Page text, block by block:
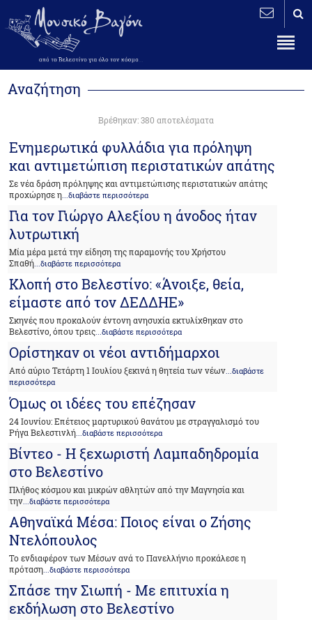
Αναζήτηση
Βρέθηκαν: 380 αποτελέσματα
Ενημερωτικά φυλλάδια για πρόληψη
και αντιμετώπιση περιστατικών απάτης
Σε νέα δράση πρόληψης και αντιμετώπισης περιστατικών απάτης
προχώρησε η ...διαβάστε περισσότερα
Για τον Γιώργο Αλεξίου η άνοδος ήταν
λυτρωτική
Mία μέρα μετά την είδηση της παραμονής του Χρήστου
Σπαθή...διαβάστε περισσότερα
Κλοπή στο Βελεστίνο: «Άνοιξε, θεία,
είμαστε από τον ΔΕΔΔΗΕ»
Σκηνές που προκαλούν έντονη ανησυχία εκτυλίχθηκαν στο
Βελεστίνο, όπου τρεις...διαβάστε περισσότερα
Ορίστηκαν οι νέοι αντιδήμαρχοι
Από αύριο Τετάρτη 1 Ιουλίου ξεκινά η θητεία των νέων...διαβάστε
περισσότερα
Όμως οι ιδέες του επέζησαν
24 Ιουνίου: Επέτειος μαρτυρικού θανάτου με στραγγαλισμό του
Ρήγα Βελεστινλή ...διαβάστε περισσότερα
Βίντεο - Η ξεχωριστή Λαμπαδηδρομία
στο Βελεστίνο
Πλήθος κόσμου και μικρών αθλητών από την Μαγνησία και
την...διαβάστε περισσότερα
Αθηναϊκά Μέσα: Ποιος είναι ο Ζήσης
Ντελόπουλος
Το ενδιαφέρον των Μέσων ανά το Πανελλήνιο προκάλεσε η
πρόταση...διαβάστε περισσότερα
Σπάσε την Σιωπή - Με επιτυχία η
εκδήλωση στο Βελεστίνο